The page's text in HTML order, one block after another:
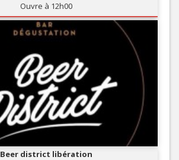
Ouvre à 12h00
Beer district libération